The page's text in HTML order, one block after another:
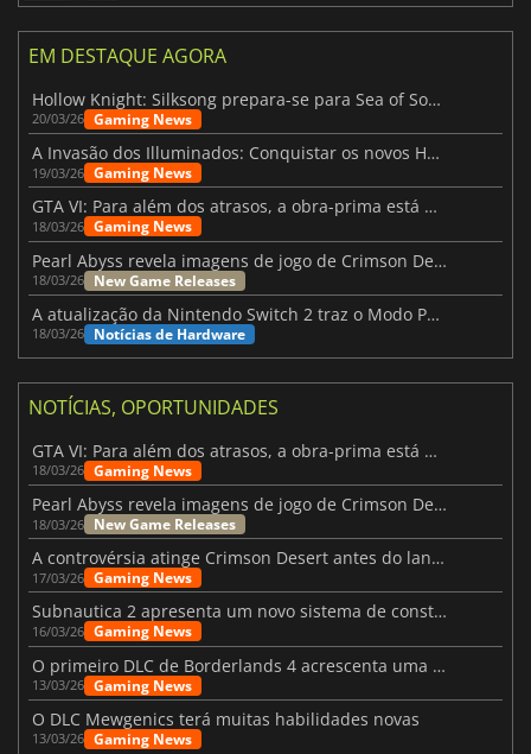
EM DESTAQUE AGORA
Hollow Knight: Silksong prepara-se para Sea of Sorrow com um patch
20/03/26 Gaming News
A Invasão dos Illuminados: Conquistar os novos Helldivers 2 Atualização!
19/03/26 Gaming News
GTA VI: Para além dos atrasos, a obra-prima está quase a chegar
18/03/26 Gaming News
Pearl Abyss revela imagens de jogo de Crimson Desert para a PS5
18/03/26 New Game Releases
A atualização da Nintendo Switch 2 traz o Modo Portátil aos jogos mais antigos da Switch
18/03/26 Notícias de Hardware
NOTÍCIAS, OPORTUNIDADES
GTA VI: Para além dos atrasos, a obra-prima está quase a chegar
18/03/26 Gaming News
Pearl Abyss revela imagens de jogo de Crimson Desert para a PS5
18/03/26 New Game Releases
A controvérsia atinge Crimson Desert antes do lançamento
17/03/26 Gaming News
Subnautica 2 apresenta um novo sistema de construção de bases
16/03/26 Gaming News
O primeiro DLC de Borderlands 4 acrescenta uma nova personagem e muito mais
13/03/26 Gaming News
O DLC Mewgenics terá muitas habilidades novas
13/03/26 Gaming News